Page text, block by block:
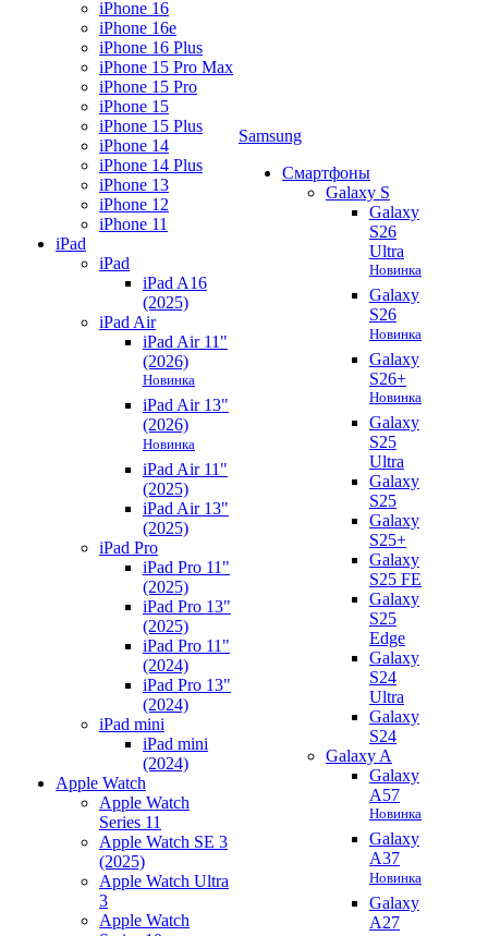
iPhone 16
iPhone 16e
iPhone 16 Plus
iPhone 15 Pro Max
iPhone 15 Pro
iPhone 15
iPhone 15 Plus
iPhone 14
iPhone 14 Plus
iPhone 13
iPhone 12
iPhone 11
iPad
iPad
iPad A16
(2025)
iPad Air
iPad Air 11"
(2026)
Новинка
iPad Air 13"
(2026)
Новинка
iPad Air 11"
(2025)
iPad Air 13"
(2025)
iPad Pro
iPad Pro 11"
(2025)
iPad Pro 13"
(2025)
iPad Pro 11"
(2024)
iPad Pro 13"
(2024)
iPad mini
iPad mini
(2024)
Apple Watch
Apple Watch
Series 11
Apple Watch SE 3
(2025)
Apple Watch Ultra
3
Apple Watch
Samsung
Смартфоны
Galaxy S
Galaxy
S26
Ultra
Новинка
Galaxy
S26
Новинка
Galaxy
S26+
Новинка
Galaxy
S25
Ultra
Galaxy
S25
Galaxy
S25+
Galaxy
S25 FE
Galaxy
S25
Edge
Galaxy
S24
Ultra
Galaxy
S24
Galaxy A
Galaxy
A57
Новинка
Galaxy
A37
Новинка
Galaxy
A27